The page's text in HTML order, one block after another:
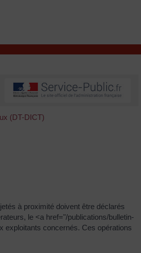
(DT-DICT)
à proximité doivent être déclarés
le <a href="/publications/bulletin-
exploitants concernés. Ces opérations